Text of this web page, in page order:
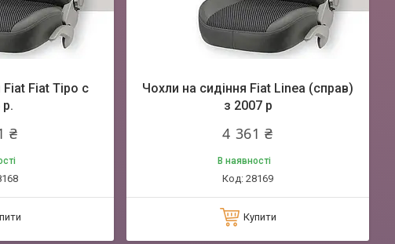
Fiat Fiat Tipo c
р.
₴
Чохли на сидіння Fiat Linea (справ)
з 2007 р
4 361 ₴
В наявності
28169
Купити